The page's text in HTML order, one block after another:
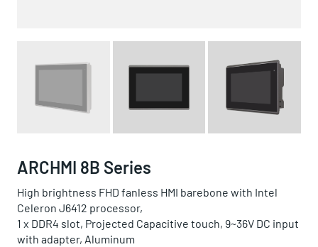
ARCHMI 8B Series
High brightness FHD fanless HMI barebone with Intel
Celeron J6412 processor,
1 x DDR4 slot, Projected Capacitive touch, 9~36V DC input
with adapter, Aluminum